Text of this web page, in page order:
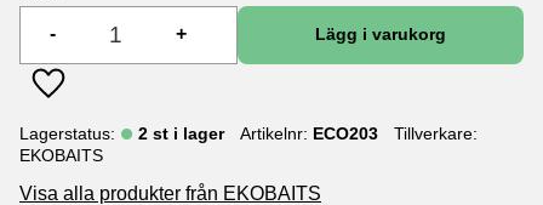
+
-
Lägg till i favoriter
Lagerstatus 2 st i lager Artikelnr ECO203
Tillverkare
EKOBAITS
Visa alla produkter från EKOBAITS